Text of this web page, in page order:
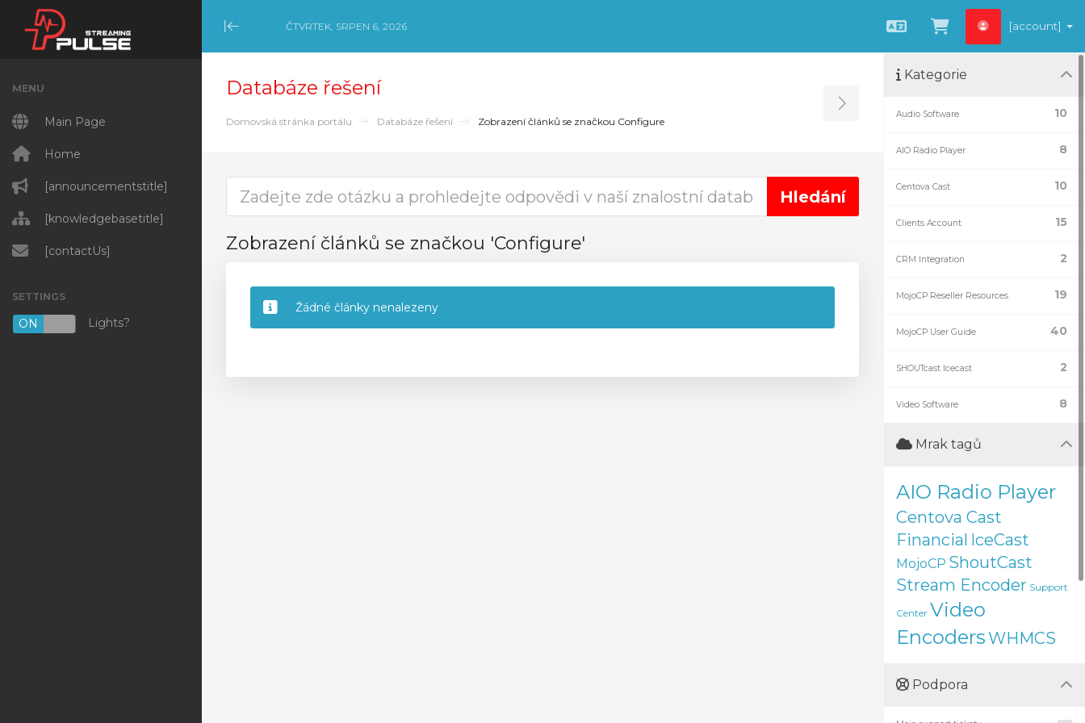
Minimize Menu
ČTVRTEK, SRPEN 6, 2026
ČeštinaZobrazit košík
[account]
MENU
Main Page
Home
[announcementstitle]
[knowledgebasetitle]
[contactUs]
SETTINGS
ON OFF
Lights?
Databáze řešení
Domovská stránka portálu Databáze řešení Zobrazení článků se značkou Configure Toggle Sidebar
Zobrazení článků se značkou 'Configure'
Žádné články nenalezeny
Kategorie
10
Audio Software
8
AIO Radio Player
10
Centova Cast
15
Clients Account
2
CRM Integration
19
MojoCP Reseller Resources
40
MojoCP User Guide
2
SHOUTcast Icecast
8
Video Software
Mrak tagů
AIO Radio Player
Centova Cast
Financial IceCast
MojoCP ShoutCast
Stream Encoder Support
Center Video
EncodersWHMCS
Podpora